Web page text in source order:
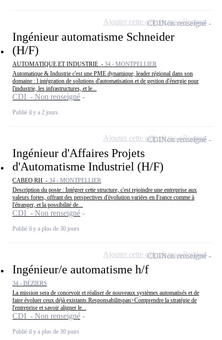
Ingénieur automatisme Schneider
(H/F)
AUTOMATIQUE ET INDUSTRIE - 34 - MONTPELLIER
Automatique & Industrie c'est une PME dynamique, leader régional dans son
domaine : l intégration de solutions d'automatisation et de gestion d'énergie pour
l'industrie, les infrastructures, et le...
CDI - Non renseigné
Publié il y a 2 jours
CDINon renseigné
Ajouter cette offre à ma sélection
Ingénieur d'Affaires Projets
d'Automatisme Industriel (H/F)
CABEO RH - 34 - MONTPELLIER
Description du poste : Intégrer cette structure, c'est rejoindre une entreprise aux
valeurs fortes, offrant des perspectives d'évolution variées en France comme à
l'étranger, et la possibilité de...
CDI - Non renseigné
Publié il y a plus de 30 jours
CDINon renseigné
Ajouter cette offre à ma sélection
Ingénieur/e automatisme h/f
34 - BÉZIERS
La mission sera de concevoir et réaliser de nouveaux systèmes automatisés et de
faire évoluer ceux déjà existants.Responsabilitspan>Comprendre la stratégie de
l'entreprise et savoir aligner le...
CDI - Non renseigné
Publié il y a plus de 30 jours
CDINon renseigné
Ajouter cette offre à ma sélection